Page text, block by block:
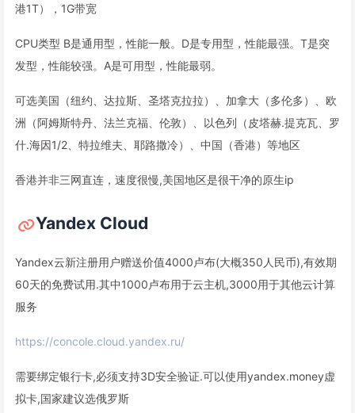
港1T），1G带宽
CPU类型 B是通用型，性能一般。D是专用型，性能最强。T是突
发型，性能较强。A是可用型，性能最弱。
可选美国（纽约、达拉斯、圣塔克拉拉）、加拿大（多伦多）、欧
洲（阿姆斯特丹、法兰克福、伦敦）、以色列（皮塔赫.提克瓦、罗
什.海因1/2、特拉维夫、耶路撒冷）、中国（香港）等地区
香港并非三网直连，速度很慢,美国地区是很干净的原生ip
Yandex Cloud
Yandex云新注册用户赠送价值4000卢布(大概350人民币),有效期
60天的免费试用.其中1000卢布用于云主机,3000用于其他云计算
服务
https://concole.cloud.yandex.ru/
需要绑定银行卡,必须支持3D安全验证.可以使用yandex.money虚
拟卡,国家建议选俄罗斯